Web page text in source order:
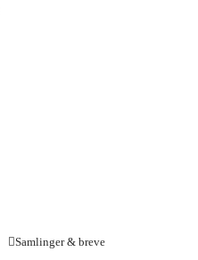
Samlinger & breve